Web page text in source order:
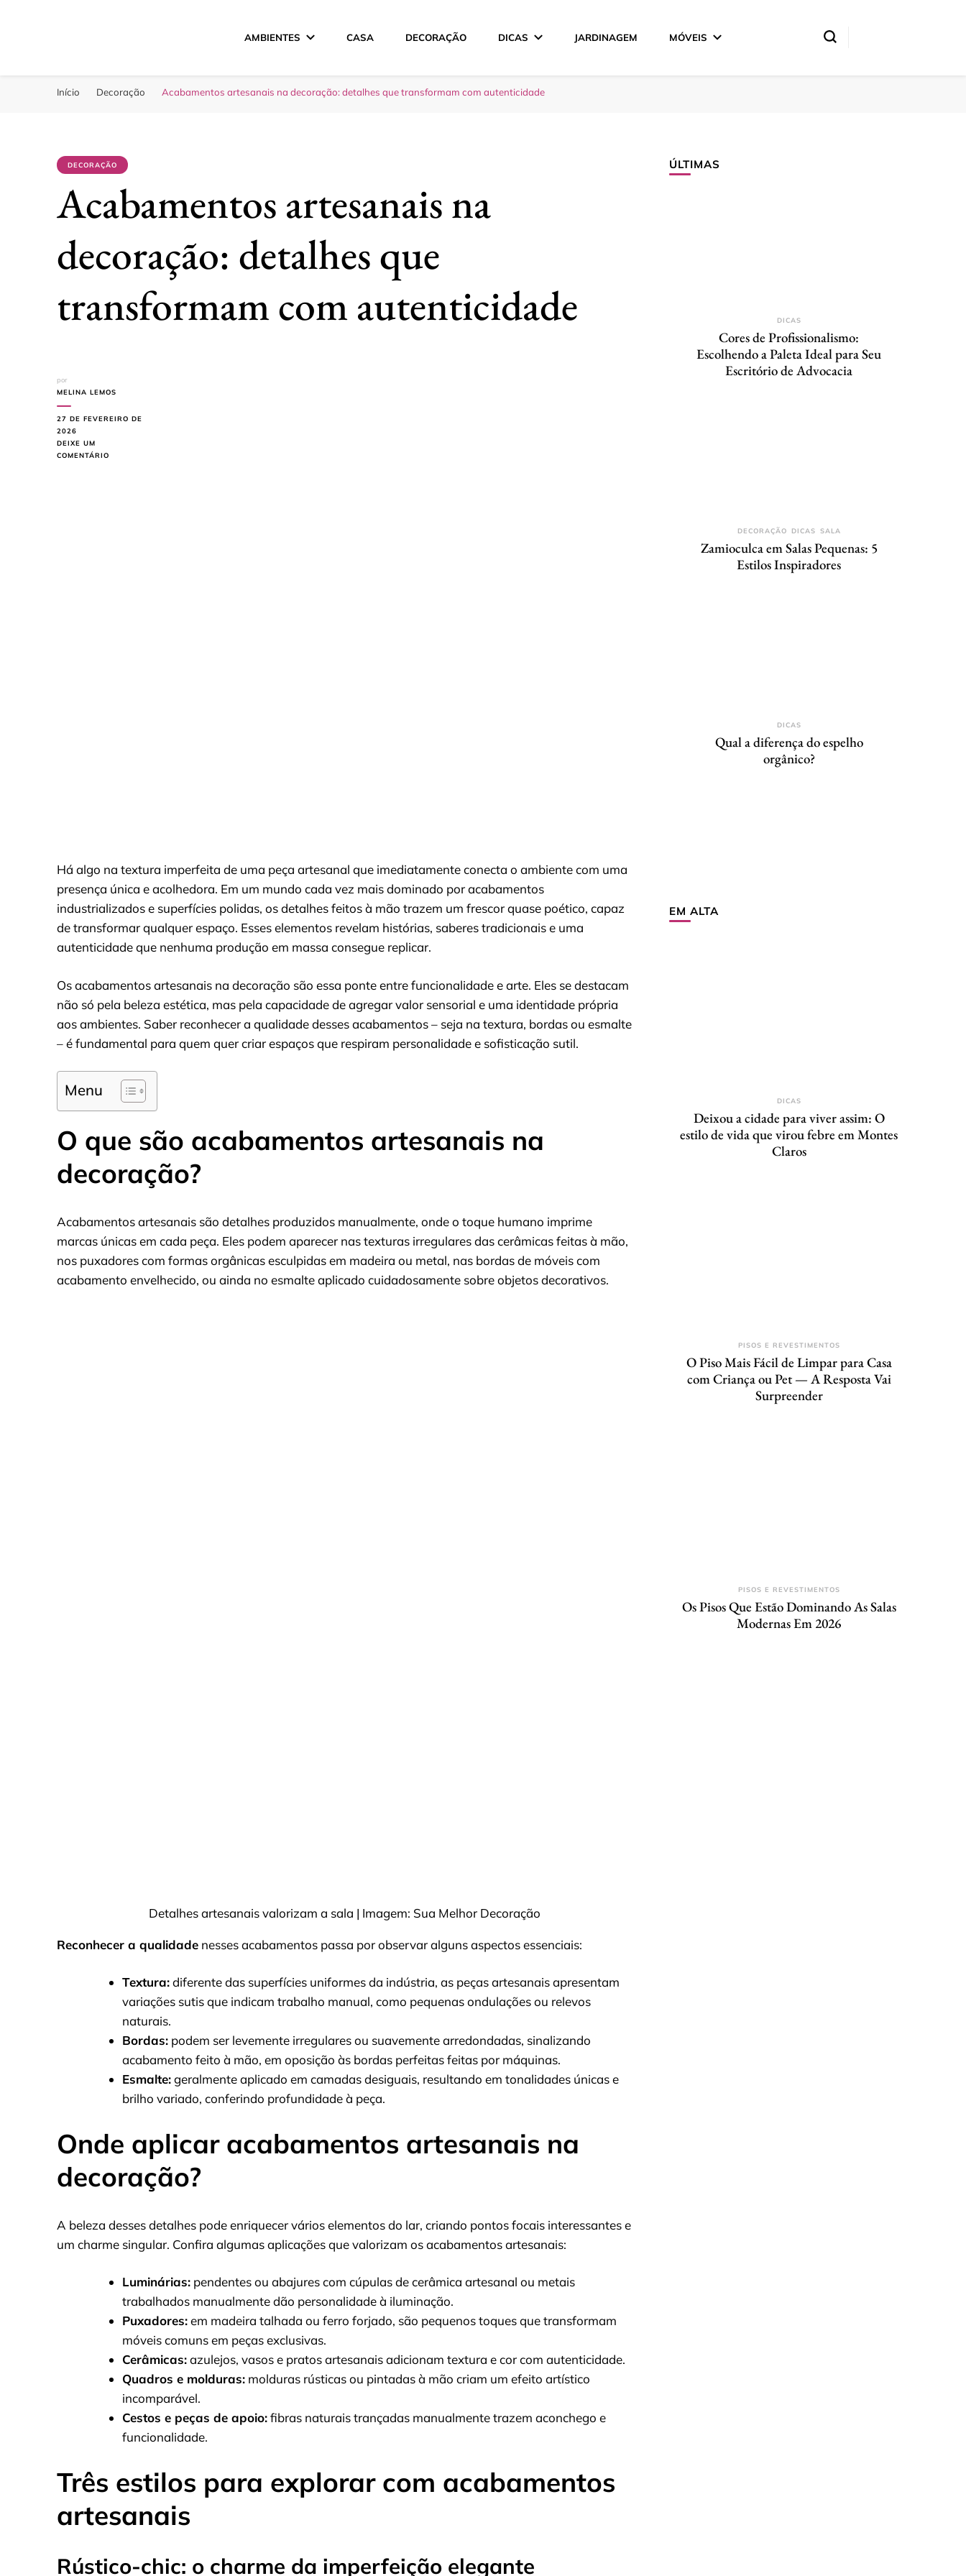
Sua Melhor Decoração
AMBIENTES CASA DECORAÇÃO DICAS JARDINAGEM MÓVEIS
Início Decoração Acabamentos artesanais na decoração: detalhes que transformam com autenticidade
DECORAÇÃO
Acabamentos artesanais na
decoração: detalhes que
transformam com autenticidade
por
MELINA LEMOS
27 DE FEVEREIRO DE
2026
DEIXE UM
COMENTÁRIO
Há algo na textura imperfeita de uma peça artesanal que imediatamente conecta o ambiente com uma
presença única e acolhedora. Em um mundo cada vez mais dominado por acabamentos
industrializados e superfícies polidas, os detalhes feitos à mão trazem um frescor quase poético, capaz
de transformar qualquer espaço. Esses elementos revelam histórias, saberes tradicionais e uma
autenticidade que nenhuma produção em massa consegue replicar.
Os acabamentos artesanais na decoração são essa ponte entre funcionalidade e arte. Eles se destacam
não só pela beleza estética, mas pela capacidade de agregar valor sensorial e uma identidade própria
aos ambientes. Saber reconhecer a qualidade desses acabamentos – seja na textura, bordas ou esmalte
– é fundamental para quem quer criar espaços que respiram personalidade e sofisticação sutil.
Menu
O que são acabamentos artesanais na
decoração?
Acabamentos artesanais são detalhes produzidos manualmente, onde o toque humano imprime
marcas únicas em cada peça. Eles podem aparecer nas texturas irregulares das cerâmicas feitas à mão,
nos puxadores com formas orgânicas esculpidas em madeira ou metal, nas bordas de móveis com
acabamento envelhecido, ou ainda no esmalte aplicado cuidadosamente sobre objetos decorativos.
Detalhes artesanais valorizam a sala | Imagem: Sua Melhor Decoração
Reconhecer a qualidade nesses acabamentos passa por observar alguns aspectos essenciais:
Textura:diferente das superfícies uniformes da indústria, as peças artesanais apresentam
variações sutis que indicam trabalho manual, como pequenas ondulações ou relevos
naturais.
Bordas: podem ser levemente irregulares ou suavemente arredondadas, sinalizando
acabamento feito à mão, em oposição às bordas perfeitas feitas por máquinas.
Esmalte:geralmente aplicado em camadas desiguais, resultando em tonalidades únicas e
brilho variado, conferindo profundidade à peça.
Onde aplicar acabamentos artesanais na
decoração?
A beleza desses detalhes pode enriquecer vários elementos do lar, criando pontos focais interessantes e
um charme singular. Confira algumas aplicações que valorizam os acabamentos artesanais:
Luminárias: pendentes ou abajures com cúpulas de cerâmica artesanal ou metais
trabalhados manualmente dão personalidade à iluminação.
Puxadores:em madeira talhada ou ferro forjado, são pequenos toques que transformam
móveis comuns em peças exclusivas.
Cerâmicas:azulejos, vasos e pratos artesanais adicionam textura e cor com autenticidade.
Quadros e molduras: molduras rústicas ou pintadas à mão criam um efeito artístico
incomparável.
Cestos e peças de apoio:fibras naturais trançadas manualmente trazem aconchego e
funcionalidade.
Três estilos para explorar com acabamentos
artesanais
Rústico-chic: o charme da imperfeição elegante
ÚLTIMAS
DICAS
Cores de Profissionalismo:
Escolhendo a Paleta Ideal para Seu
Escritório de Advocacia
DECORAÇÃO DICAS SALA
Zamioculca em Salas Pequenas: 5
Estilos Inspiradores
DICAS
Qual a diferença do espelho
orgânico?
EM ALTA
DICAS
Deixou a cidade para viver assim: O
estilo de vida que virou febre em Montes
Claros
PISOS E REVESTIMENTOS
O Piso Mais Fácil de Limpar para Casa
com Criança ou Pet — A Resposta Vai
Surpreender
PISOS E REVESTIMENTOS
Os Pisos Que Estão Dominando As Salas
Modernas Em 2026